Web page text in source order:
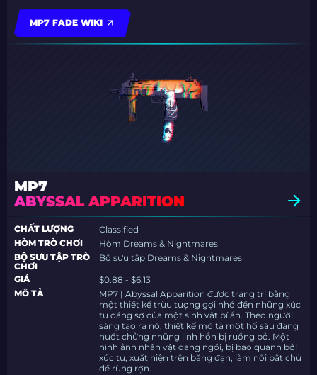
MP7 FADE WIKI
MP7
ABYSSAL APPARITION
CHẤT LƯỢNG
Classified
HÒM TRÒ CHƠI
Hòm Dreams & Nightmares
BỘ SƯU TẬP TRÒ
CHƠI
Bộ sưu tập Dreams & Nightmares
GIÁ
$0.88 - $6.13
MÔ TẢ
MP7 | Abyssal Apparition được trang trí bằng
một thiết kế trừu tượng gợi nhớ đến những xúc
tu đáng sợ của một sinh vật bí ẩn. Theo người
sáng tạo ra nó, thiết kế mô tả một hố sâu đang
nuốt chửng những linh hồn bị ruồng bỏ. Một
hình ảnh nhân vật đang ngồi, bị bao quanh bởi
xúc tu, xuất hiện trên băng đạn, làm nổi bật chủ
đề rùng rợn.